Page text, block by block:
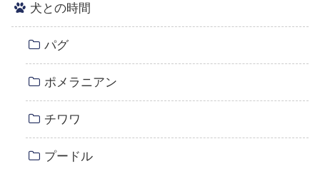
犬との時間
パグ
ポメラニアン
チワワ
プードル